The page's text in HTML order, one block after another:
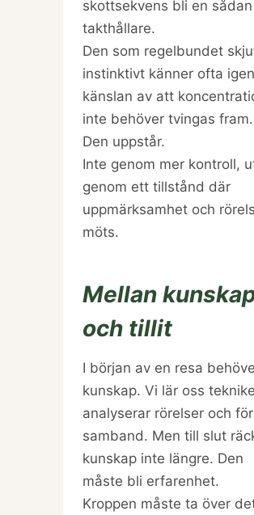
skottsekvens bli en sådan
takthållare.
Den som regelbundet
instinktivt känner ofta igen
känslan av att
inte behöver tvingas fram.
Den uppstår.
Inte genom mer kontroll,
genom ett tillstånd där
uppmärksamhet och
möts.
Mellan
och tillit
I början av en resa
kunskap. Vi lär oss
analyserar rörelser och
samband. Men till slut
kunskap inte längre. Den
måste bli erfarenhet.
Kroppen måste ta över